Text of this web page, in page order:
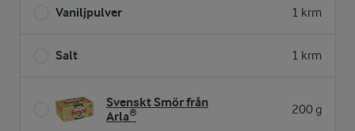
Vaniljpulver 1 krm
Salt 1 krm
Svenskt Smör från
Arla®
200 g